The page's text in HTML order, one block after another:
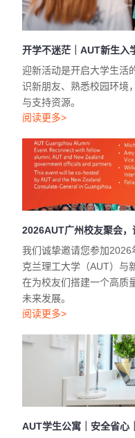
开学不迷茫｜AUT新生入
迎新活动是开启大学生活
识新朋友、熟悉校园环境
与支持资源。
阅读更多>
2026AUT广州校友聚会，
我们诚挚邀请您参加
克兰理工大学（AUT）与
在为校友们搭建一个高质
未来发展。
阅读更多>
AUT学生公寓｜安全省心